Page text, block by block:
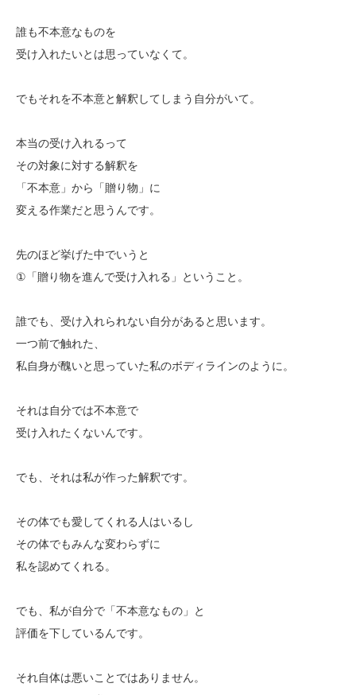
誰も不本意なものを
受け入れたいとは思っていなくて。
でもそれを不本意と解釈してしまう自分がいて。
本当の受け入れるって
その対象に対する解釈を
「不本意」から「贈り物」に
変える作業だと思うんです。
先のほど挙げた中でいうと
①「贈り物を進んで受け入れる」ということ。
誰でも、受け入れられない自分があると思います。
一つ前で触れた、
私自身が醜いと思っていた私のボディラインのように。
それは自分では不本意で
受け入れたくないんです。
でも、それは私が作った解釈です。
その体でも愛してくれる人はいるし
その体でもみんな変わらずに
私を認めてくれる。
でも、私が自分で「不本意なもの」と
評価を下しているんです。
それ自体は悪いことではありません。